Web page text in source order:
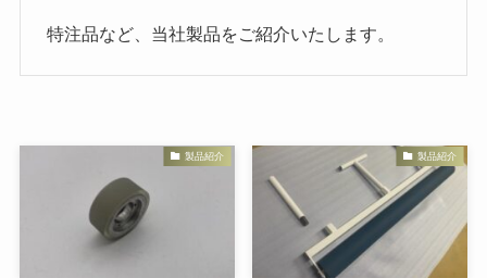
特注品など、当社製品をご紹介いたします。
製品紹介 製品紹介